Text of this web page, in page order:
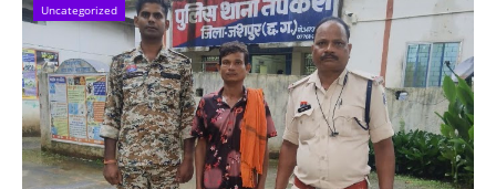
Uncategorized